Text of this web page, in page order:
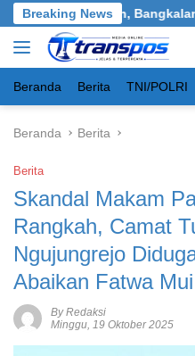
Langsung
ke
konten
Breaking News
Burneh, Bangkalan:
Beranda Berita TNI/POLRI
Beranda Berita
Berita
Skandal Makam
Rangkah, Camat
Ngujungrejo
Abaikan Fatwa
By Redaksi
Minggu, 19 Oktober 2025